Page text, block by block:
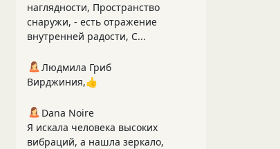
наглядности, Пространство
снаружи, - есть отражение
внутренней радости, С...
Людмила Гриб
Вирджиния,👍
Dana Noire
Я искала человека высоких
вибраций, а нашла зеркало,